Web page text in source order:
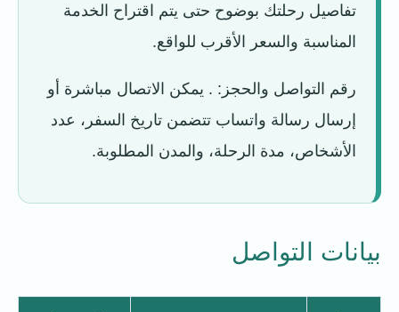
تفاصيل رحلتك بوضوح حتى يتم اقتراح الخدمة
المناسبة والسعر الأقرب للواقع.
رقم التواصل والحجز: . يمكن الاتصال مباشرة أو
إرسال رسالة واتساب تتضمن تاريخ السفر، عدد
الأشخاص، مدة الرحلة، والمدن المطلوبة.
بيانات التواصل